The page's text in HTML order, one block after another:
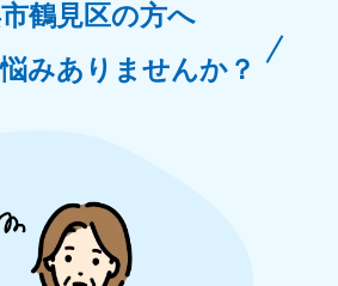
鶴見区の方へ
みありませんか？